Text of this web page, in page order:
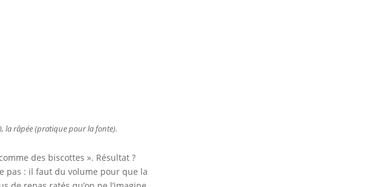
la râpée (pratique pour la fonte).
des biscottes ». Résultat ?
pas : il faut du volume pour que la